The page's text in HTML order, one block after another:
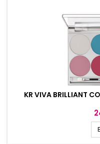
KR VIVA BRILLIANT